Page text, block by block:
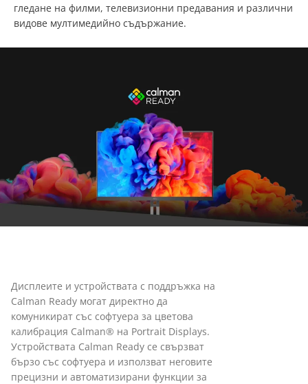
гледане на филми, телевизионни предавания и различни
видове мултимедийно съдържание.
Дисплеите и устройствата с поддръжка на
Calman Ready могат директно да
комуникират със софтуера за цветова
калибрация Calman® на Portrait Displays.
Устройствата Calman Ready се свързват
бързо със софтуера и използват неговите
прецизни и автоматизирани функции за